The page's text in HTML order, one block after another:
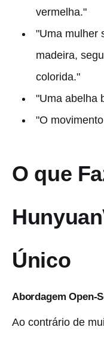
vermelha."
"Uma mulher
madeira,
colorida."
"Uma abelha
"O
O que
Único
Abordagem Open-
Ao contrário de